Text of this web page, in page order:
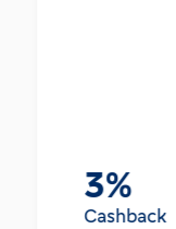
3%
Cashback